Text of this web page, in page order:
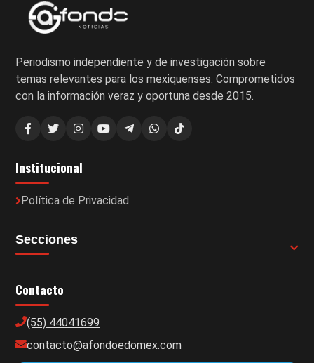
Periodismo independiente y de investigación sobre
temas relevantes para los mexiquenses. Comprometidos
con la información veraz y oportuna desde 2015.
Institucional
Política de Privacidad
Secciones
Contacto
(55) 44041699
contacto@afondoedomex.com